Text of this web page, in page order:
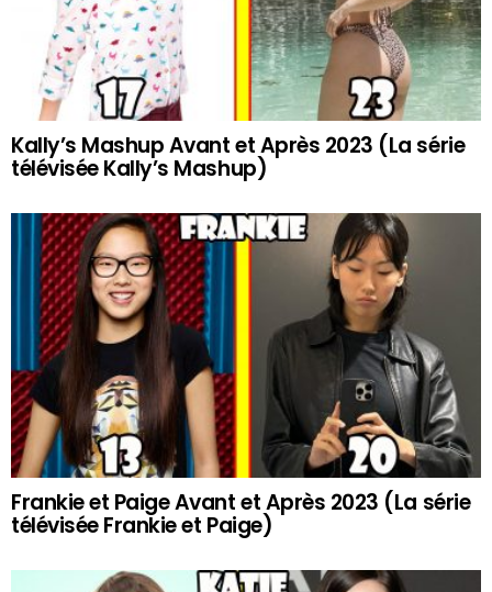
Kally’s Mashup Avant et Après 2023 (La série
télévisée Kally’s Mashup)
Frankie et Paige Avant et Après 2023 (La série
télévisée Frankie et Paige)